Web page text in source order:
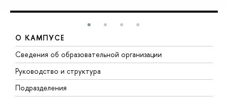
О КАМПУСЕ
Сведения об образовательной организации
Руководство и структура
Подразделения